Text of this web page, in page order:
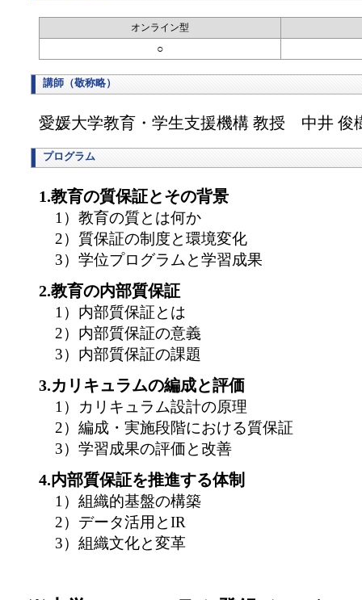
オンライン型
○
講師（敬称略）
愛媛大学教育・学生支援機構 教授 中井 俊
プログラム
1.教育の質保証とその背景
1）教育の質とは何か
2）質保証の制度と環境変化
3）学位プログラムと学習成果
2.教育の内部質保証
1）内部質保証とは
2）内部質保証の意義
3）内部質保証の課題
3.カリキュラムの編成と評価
1）カリキュラム設計の原理
2）編成・実施段階における質保証
3）学習成果の評価と改善
4.内部質保証を推進する体制
1）組織的基盤の構築
2）データ活用とIR
3）組織文化と変革